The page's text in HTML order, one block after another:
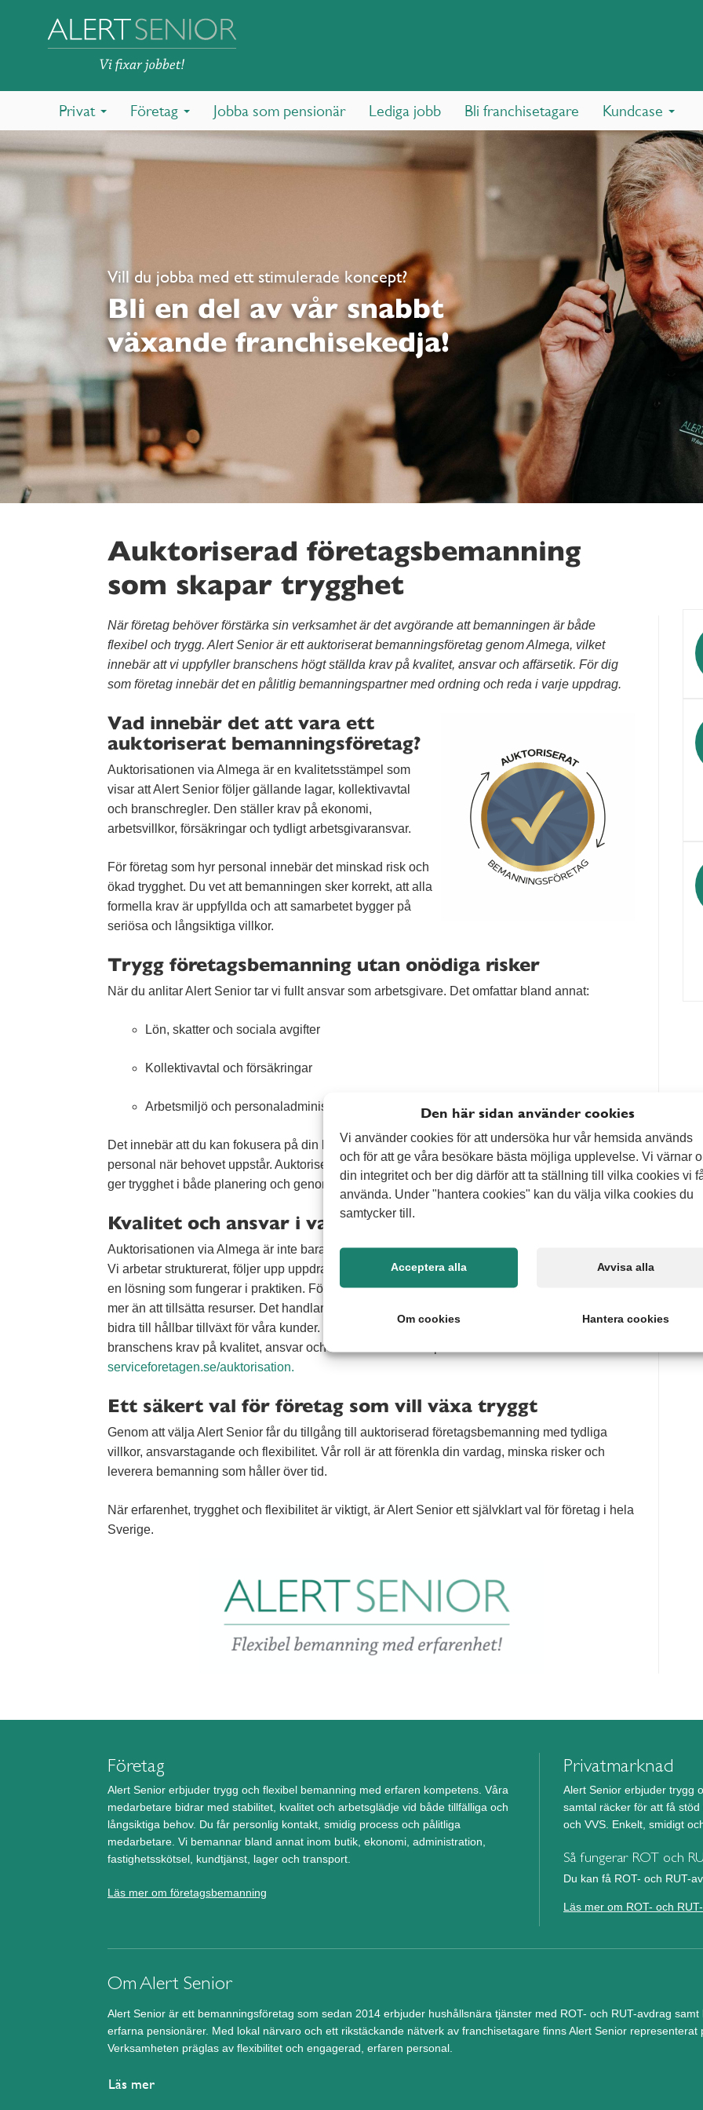
Privat Företag Jobba som pensionär Lediga jobb Bli franchisetagare Kundcase
Vill du jobba med ett stimulerade koncept?
Bli en del av vår snabbt
växande franchisekedja!
Auktoriserad företagsbemanning
som skapar trygghet
När företag behöver förstärka sin verksamhet är det avgörande att bemanningen är både
flexibel och trygg. Alert Senior är ett auktoriserat bemanningsföretag genom Almega, vilket
innebär att vi uppfyller branschens högt ställda krav på kvalitet, ansvar och affärsetik. För dig
som företag innebär det en pålitlig bemanningspartner med ordning och reda i varje uppdrag.
Vad innebär det att vara ett
auktoriserat bemanningsföretag?
Auktorisationen via Almega är en kvalitetsstämpel som
visar att Alert Senior följer gällande lagar, kollektivavtal
och branschregler. Den ställer krav på ekonomi,
arbetsvillkor, försäkringar och tydligt arbetsgivaransvar.
För företag som hyr personal innebär det minskad risk och
ökad trygghet. Du vet att bemanningen sker korrekt, att alla
formella krav är uppfyllda och att samarbetet bygger på
seriösa och långsiktiga villkor.
Trygg företagsbemanning utan onödiga risker
När du anlitar Alert Senior tar vi fullt ansvar som arbetsgivare. Det omfattar bland annat:
Lön, skatter och sociala avgifter
Kollektivavtal och försäkringar
Arbetsmiljö och personaladministration
Det innebär att du kan fokusera på din kärnverksamhet, samtidigt som du får tillgång till
personal när behovet uppstår. Auktoriserad bemanning skapar tydliga ansvarsförhållanden och
ger trygghet i både planering och genomförande.
Kvalitet och ansvar i varje uppdrag
Auktorisationen via Almega är inte bara en formell status utan en del av vårt dagliga arbetssätt.
Vi arbetar strukturerat, följer upp uppdrag och säkerställer att både företag och medarbetare får
en lösning som fungerar i praktiken. För oss på Alert Senior handlar företagsbemanning om
mer än att tillsätta resurser. Det handlar om att skapa långsiktigt värde, bygga förtroende och
bidra till hållbar tillväxt för våra kunder. Som auktoriserat bemanningsföretag följer vi
branschens krav på kvalitet, ansvar och seriositet. Läs mer på
serviceforetagen.se/auktorisation.
Ett säkert val för företag som vill växa tryggt
Genom att välja Alert Senior får du tillgång till auktoriserad företagsbemanning med tydliga
villkor, ansvarstagande och flexibilitet. Vår roll är att förenkla din vardag, minska risker och
leverera bemanning som håller över tid.
När erfarenhet, trygghet och flexibilitet är viktigt, är Alert Senior ett självklart val för företag i hela
Sverige.
Företag
Alert Senior erbjuder trygg och flexibel bemanning med erfaren kompetens. Våra
medarbetare bidrar med stabilitet, kvalitet och arbetsglädje vid både tillfälliga och
långsiktiga behov. Du får personlig kontakt, smidig process och pålitliga
medarbetare. Vi bemannar bland annat inom butik, ekonomi, administration,
fastighetsskötsel, kundtjänst, lager och transport.
Läs mer om företagsbemanning
Privatmarknad
Alert Senior erbjuder trygg
samtal räcker för att få
och VVS. Enkelt, smidigt
Så fungerar ROT och
Du kan få ROT- och RUT-
Läs mer om ROT- och
Om Alert Senior
Alert Senior är ett bemanningsföretag som sedan 2014 erbjuder hushållsnära tjänster med ROT- och RUT-avdrag
erfarna pensionärer. Med lokal närvaro och ett rikstäckande nätverk av franchisetagare finns Alert Senior representerat
Verksamheten präglas av flexibilitet och engagerad, erfaren personal.
Läs mer
Den här sidan använder cookies
Vi använder cookies för att undersöka hur vår hemsida används
och för att ge våra besökare bästa möjliga upplevelse. Vi värnar
din integritet och ber dig därför att ta ställning till vilka cookies vi
använda. Under "hantera cookies" kan du välja vilka cookies du
samtycker till.
Acceptera alla Avvisa alla
Om cookies Hantera cookies